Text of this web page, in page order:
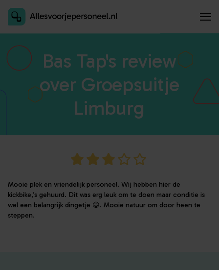
Bas Tap's review
over Groepsuitje
Limburg
Mooie plek en vriendelijk personeel. Wij hebben hier de
kickbike,’s gehuurd. Dit was erg leuk om te doen maar conditie is
wel een belangrijk dingetje 😀. Mooie natuur om door heen te
steppen.